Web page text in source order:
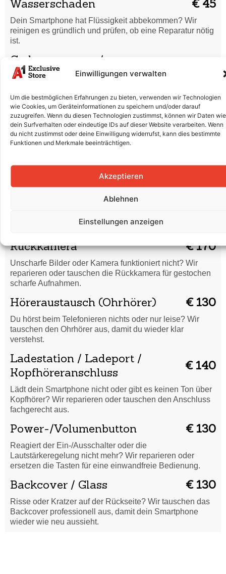
Einwilligungen verwalten
Um die bestmöglichen Erfahrungen zu bieten, verwenden wir Technologien
wie Cookies, um Geräteinformationen zu speichern und/oder darauf
zuzugreifen. Wenn du diesen Technologien zustimmst, können wir Daten wie
dein Surfverhalten oder eindeutige IDs auf dieser Website verarbeiten. Wenn
du nicht zustimmst oder deine Einwilligung widerrufst, kann dies bestimmte
Funktionen und Merkmale beeinträchtigen.
Akzeptieren
Ablehnen
Einstellungen anzeigen
Wasserschaden € 45
Dein Smartphone hat Flüssigkeit abbekommen? Wir
reinigen es gründlich und prüfen, ob eine Reparatur nötig
ist.
Code vergessen /
Formatierung
Smartphone startet nicht richtig? Wir setzen es sicher
zurück und bringen es wieder in Ordnung.
Displaytausch (Glas + LCD +
Rahmen)
€ 190
Glas und LCD professionell aus, damit dein Smartphone
Batterieaustausch
Der Akku entlädt sich schnell oder lädt nicht mehr richtig?
Wir ersetzen die Batterie fachgerecht für volle Leistung.
Rückkamera € 170
Unscharfe Bilder oder Kamera funktioniert nicht? Wir
reparieren oder tauschen die Rückkamera für gestochen
scharfe Aufnahmen.
Höreraustausch (Ohrhörer) € 130
Du hörst beim Telefonieren nichts oder nur leise? Wir
tauschen den Ohrhörer aus, damit du wieder klar
verstehst.
Ladestation / Ladeport /
Kopfhöreranschluss
€ 140
Lädt dein Smartphone nicht oder gibt es keinen Ton über
Kopfhörer? Wir reparieren oder tauschen den Anschluss
fachgerecht aus.
Power-/Volumenbutton € 130
Reagiert der Ein-/Ausschalter oder die
Lautstärkeregelung nicht mehr? Wir reparieren oder
ersetzen die Tasten für eine einwandfreie Bedienung.
Backcover / Glass € 130
Risse oder Kratzer auf der Rückseite? Wir tauschen das
Backcover professionell aus, damit dein Smartphone
wieder wie neu aussieht.